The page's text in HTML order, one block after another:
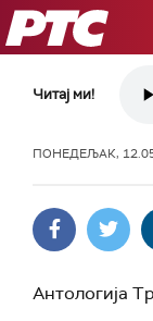
РТС
Читај ми!
ПОНЕДЕЉАК,
Антологија